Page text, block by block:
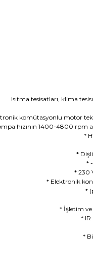
Isıtma tesisatları, klima
komütasyonlu motor
hızının 1400-4800 rpm
*
*
*
* 230
* Elektronik
*
* İşletim ve
*
*